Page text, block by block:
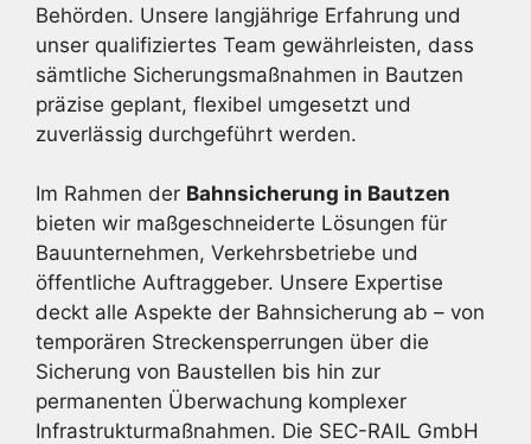
Behörden. Unsere langjährige Erfahrung und
unser qualifiziertes Team gewährleisten, dass
sämtliche Sicherungsmaßnahmen in Bautzen
präzise geplant, flexibel umgesetzt und
zuverlässig durchgeführt werden.
Im Rahmen der Bahnsicherung in Bautzen
bieten wir maßgeschneiderte Lösungen für
Bauunternehmen, Verkehrsbetriebe und
öffentliche Auftraggeber. Unsere Expertise
deckt alle Aspekte der Bahnsicherung ab – von
temporären Streckensperrungen über die
Sicherung von Baustellen bis hin zur
permanenten Überwachung komplexer
Infrastrukturmaßnahmen. Die SEC-RAIL GmbH